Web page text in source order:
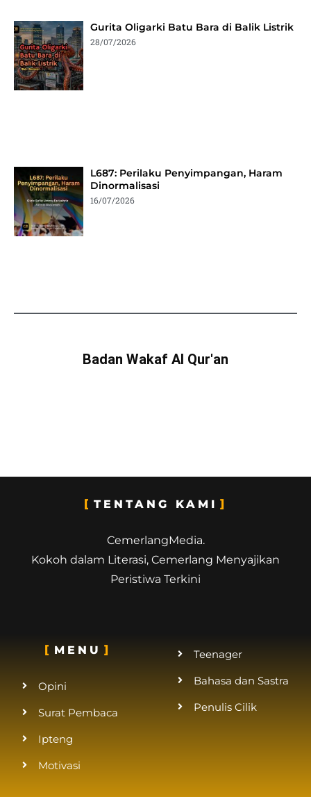
Gurita Oligarki Batu Bara di Balik Listrik
28/07/2026
L687: Perilaku Penyimpangan, Haram
Dinormalisasi
16/07/2026
Badan Wakaf Al Qur'an
TENTANG KAMI
CemerlangMedia.
Kokoh dalam Literasi, Cemerlang Menyajikan
Peristiwa Terkini
MENU
Opini
Surat Pembaca
Ipteng
Motivasi
Teenager
Bahasa dan Sastra
Penulis Cilik